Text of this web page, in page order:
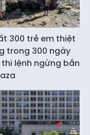
300 trẻ em thiệt
trong 300 ngày
lệnh ngừng bắn